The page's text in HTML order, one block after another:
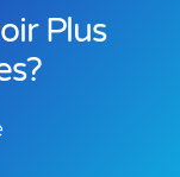
Plus